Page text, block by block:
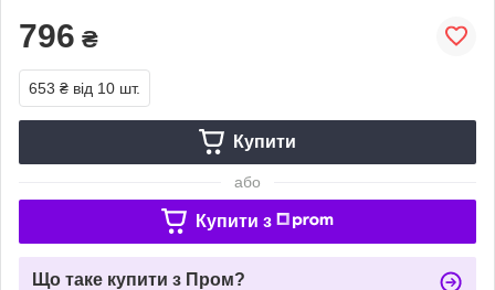
796 ₴
653 ₴ від 10 шт.
Купити
або
Купити з
Що таке купити з Пром?